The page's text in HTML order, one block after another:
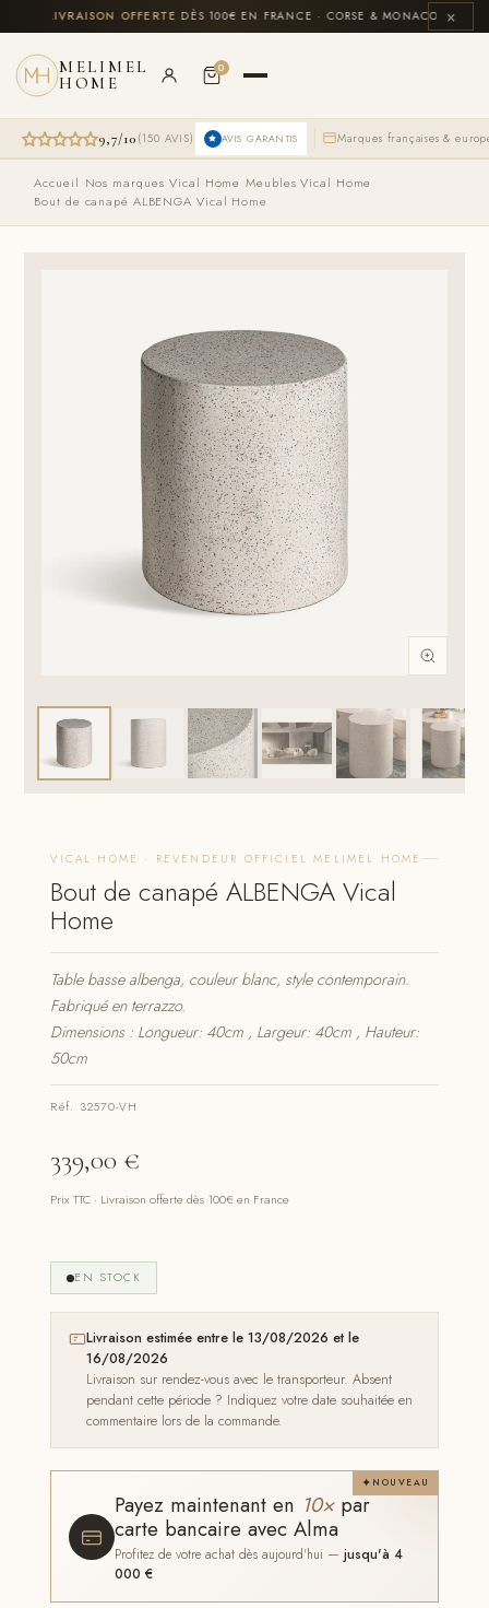
au
contenu
LIVRAISON OFFERTEDÈS 100€ EN FRANCE · CORSE & MONACO INCLUS
×
MELIMEL
HOME
0
9,7/10 (150 AVIS) AVIS GARANTIS Marques françaises &
Accueil Nos marques ›Vical Home ›Meubles Vical Home
Bout de canapé ALBENGA Vical Home
VICAL HOME · REVENDEUR OFFICIEL MELIMEL HOME
Bout de canapé ALBENGA Vical
Home
Table basse albenga, couleur blanc, style contemporain.
Fabriqué en terrazzo.
Dimensions : Longueur: 40cm , Largeur: 40cm , Hauteur:
50cm
Réf. 32570-VH
339,00 €
Prix TTC · Livraison offerte dès 100€ en France
EN STOCK
Livraison estimée entre le 13/08/2026 et le
16/08/2026
Livraison sur rendez-vous avec le transporteur. Absent
pendant cette période ? Indiquez votre date souhaitée en
commentaire lors de la commande.
NOUVEAU
Payez maintenant en 10×par
carte bancaire avec Alma
Profitez de votre achat dès aujourd'hui —jusqu'à 4
000 €
prix
prix